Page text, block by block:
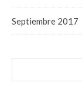
Septiembre 2017